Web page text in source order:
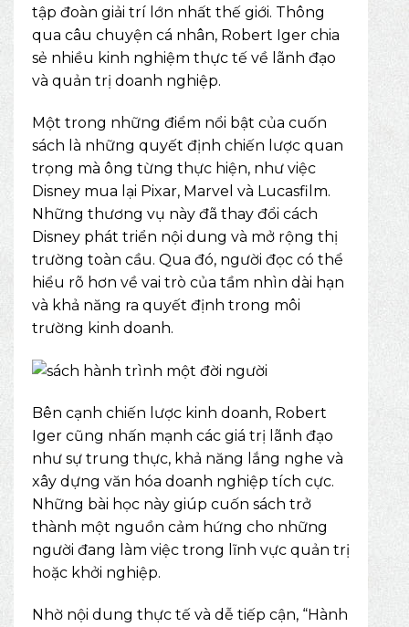
tập đoàn giải trí lớn nhất thế giới. Thông
qua câu chuyện cá nhân, Robert Iger chia
sẻ nhiều kinh nghiệm thực tế về lãnh đạo
và quản trị doanh nghiệp.
Một trong những điểm nổi bật của cuốn
sách là những quyết định chiến lược quan
trọng mà ông từng thực hiện, như việc
Disney mua lại Pixar, Marvel và Lucasfilm.
Những thương vụ này đã thay đổi cách
Disney phát triển nội dung và mở rộng thị
trường toàn cầu. Qua đó, người đọc có thể
hiểu rõ hơn về vai trò của tầm nhìn dài hạn
và khả năng ra quyết định trong môi
trường kinh doanh.
Bên cạnh chiến lược kinh doanh, Robert
Iger cũng nhấn mạnh các giá trị lãnh đạo
như sự trung thực, khả năng lắng nghe và
xây dựng văn hóa doanh nghiệp tích cực.
Những bài học này giúp cuốn sách trở
thành một nguồn cảm hứng cho những
người đang làm việc trong lĩnh vực quản trị
hoặc khởi nghiệp.
Nhờ nội dung thực tế và dễ tiếp cận, “Hành